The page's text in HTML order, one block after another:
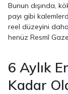
Bunun dışında,
payı gibi
reel düzeyini
henüz Resmî
6 Aylık
Kadar